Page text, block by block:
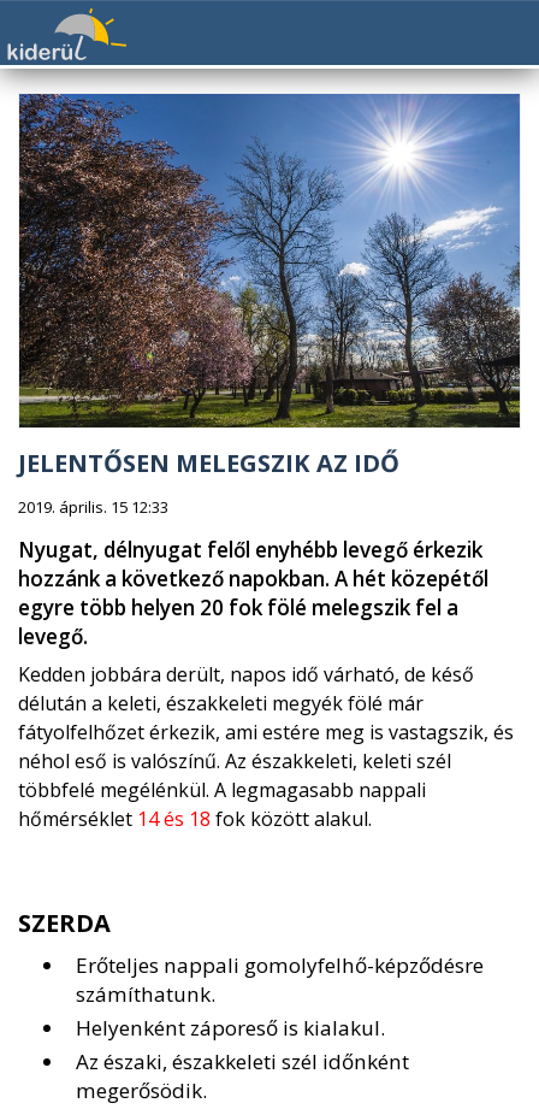
JELENTŐSEN MELEGSZIK AZ IDŐ
2019. április. 15 12:33
Nyugat, délnyugat felől enyhébb levegő érkezik
hozzánk a következő napokban. A hét közepétől
egyre több helyen 20 fok fölé melegszik fel a
levegő.
Kedden jobbára derült, napos idő várható, de késő
délután a keleti, északkeleti megyék fölé már
fátyolfelhőzet érkezik, ami estére meg is vastagszik, és
néhol eső is valószínű. Az északkeleti, keleti szél
többfelé megélénkül. A legmagasabb nappali
hőmérséklet 14 és 18 fok között alakul.
SZERDA
Erőteljes nappali gomolyfelhő-képződésre
számíthatunk.
Helyenként záporeső is kialakul.
Az északi, északkeleti szél időnként
megerősödik.